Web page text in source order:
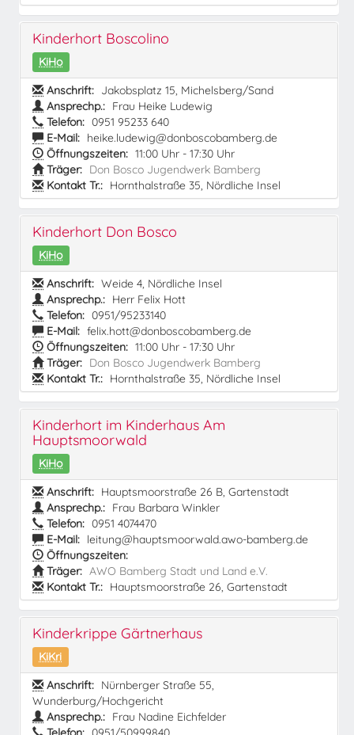
Kinderhort Boscolino
KiHo
Anschrift: Jakobsplatz 15, Michelsberg/Sand
Ansprechp.: Frau Heike Ludewig
Telefon: 0951 95233 640
E-Mail: heike.ludewig@donboscobamberg.de
Öffnungszeiten: 11:00 Uhr - 17:30 Uhr
Träger: Don Bosco Jugendwerk Bamberg
Kontakt Tr.: Hornthalstraße 35, Nördliche Insel
Kinderhort Don Bosco
KiHo
Anschrift: Weide 4, Nördliche Insel
Ansprechp.: Herr Felix Hott
Telefon: 0951/95233140
E-Mail: felix.hott@donboscobamberg.de
Öffnungszeiten: 11:00 Uhr - 17:30 Uhr
Träger: Don Bosco Jugendwerk Bamberg
Kontakt Tr.: Hornthalstraße 35, Nördliche Insel
Kinderhort im Kinderhaus Am
Hauptsmoorwald
KiHo
Anschrift: Hauptsmoorstraße 26 B, Gartenstadt
Ansprechp.: Frau Barbara Winkler
Telefon: 0951 4074470
E-Mail: leitung@hauptsmoorwald.awo-bamberg.de
Öffnungszeiten:
Träger: AWO Bamberg Stadt und Land e.V.
Kontakt Tr.: Hauptsmoorstraße 26, Gartenstadt
Kinderkrippe Gärtnerhaus
KiKri
Anschrift: Nürnberger Straße 55,
Wunderburg/Hochgericht
Ansprechp.: Frau Nadine Eichfelder